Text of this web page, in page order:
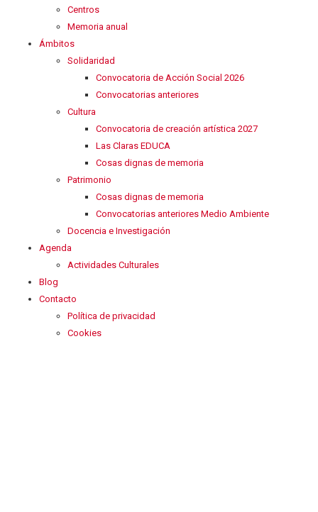
Centros
Memoria anual
Ámbitos
Solidaridad
Convocatoria de Acción Social 2026
Convocatorias anteriores
Cultura
Convocatoria de creación artística 2027
Las Claras EDUCA
Cosas dignas de memoria
Patrimonio
Cosas dignas de memoria
Convocatorias anteriores Medio Ambiente
Docencia e Investigación
Agenda
Actividades Culturales
Blog
Contacto
Política de privacidad
Cookies